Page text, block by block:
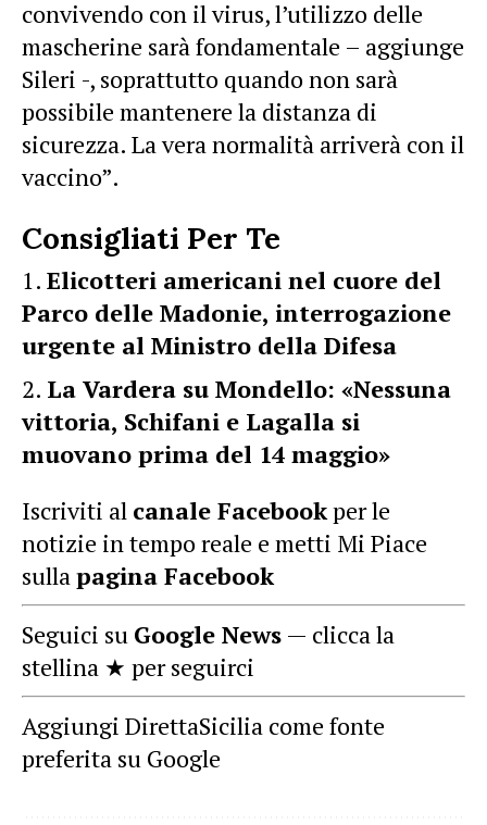
convivendo con il virus, l’utilizzo delle
mascherine sarà fondamentale – aggiunge
Sileri -, soprattutto quando non sarà
possibile mantenere la distanza di
sicurezza. La vera normalità arriverà con il
vaccino”.
Consigliati Per Te
Elicotteri americani nel cuore del
Parco delle Madonie, interrogazione
urgente al Ministro della Difesa
La Vardera su Mondello: «Nessuna
vittoria, Schifani e Lagalla si
muovano prima del 14 maggio»
Iscriviti al canale Facebookper le
notizie in tempo reale e metti Mi Piace
sullapagina Facebook
Seguici su Google News — clicca la
stellina ★ per seguirci
Aggiungi DirettaSicilia come fonte
preferita su Google